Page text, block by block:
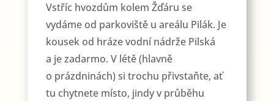
Vstříc hvozdům kolem Žďáru se
vydáme od parkoviště u areálu Pilák. Je
kousek od hráze vodní nádrže Pilská
a je zadarmo. V létě (hlavně
o prázdninách) si trochu přivstaňte, ať
tu chytnete místo, jindy v průběhu